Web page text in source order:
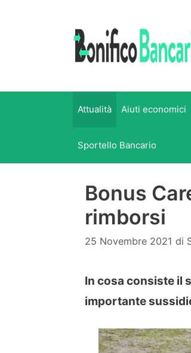
Attualità Aiuti economici
Sportello Bancario
Bonus
rimborsi
25 Novembre 2021 di
In cosa consiste il
importante